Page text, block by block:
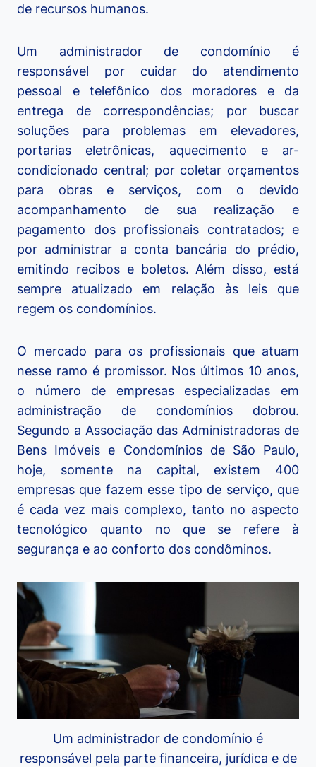
de recursos humanos.
Um administrador de condomínio é
responsável por cuidar do atendimento
pessoal e telefônico dos moradores e da
entrega de correspondências; por buscar
soluções para problemas em elevadores,
portarias eletrônicas, aquecimento e ar-
condicionado central; por coletar orçamentos
para obras e serviços, com o devido
acompanhamento de sua realização e
pagamento dos profissionais contratados; e
por administrar a conta bancária do prédio,
emitindo recibos e boletos. Além disso, está
sempre atualizado em relação às leis que
regem os condomínios.
O mercado para os profissionais que atuam
nesse ramo é promissor. Nos últimos 10 anos,
o número de empresas especializadas em
administração de condomínios dobrou.
Segundo a Associação das Administradoras de
Bens Imóveis e Condomínios de São Paulo,
hoje, somente na capital, existem 400
empresas que fazem esse tipo de serviço, que
é cada vez mais complexo, tanto no aspecto
tecnológico quanto no que se refere à
segurança e ao conforto dos condôminos.
Um administrador de condomínio é
responsável pela parte financeira, jurídica e de